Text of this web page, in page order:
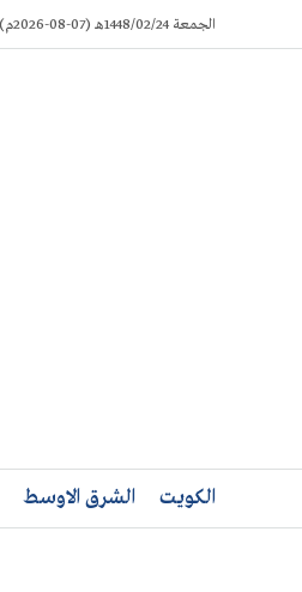
to
الجمعة 1448/02/24هـ (07-08-2026م) | الكويت
الكويت الشرق الاوسط